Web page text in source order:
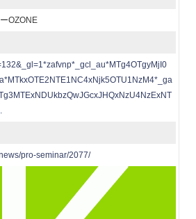
OZONE
pro-seminar/2077/